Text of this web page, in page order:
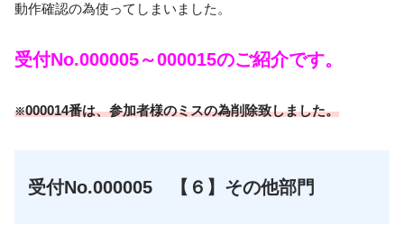
動作確認の為使ってしまいました。
受付No.000005～000015のご紹介です。
※000014番は、参加者様のミスの為削除致しました。
受付No.000005 【６】その他部門